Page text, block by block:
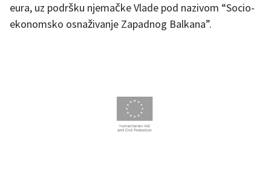
eura, uz podršku njemačke Vlade pod nazivom “Socio-
ekonomsko osnaživanje Zapadnog Balkana”.